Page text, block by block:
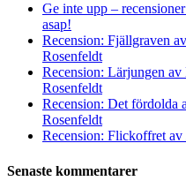
Ge inte upp –
asap!
Recension: Fjällgraven
Rosenfeldt
Recension: Lärjungen
Rosenfeldt
Recension: Det fördolda
Rosenfeldt
Recension: Flickoffret av
Senaste kommentarer